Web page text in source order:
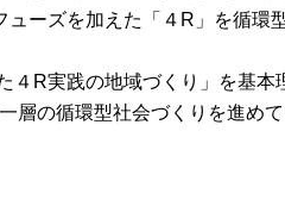
ーズを加えた「４R」を循環
R実践の地域づくり」を基本
層の循環型社会づくりを進めて